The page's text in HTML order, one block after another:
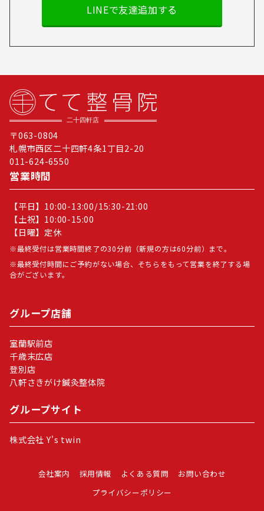
LINEで友達追加する
〒063-0804
札幌市西区二十四軒4条1丁目2-20
011-624-6550
営業時間
【平日】10:00-13:00/15:30-21:00
【土祝】10:00-15:00
【日曜】定休
最終受付は営業時間終了の30分前（新規の方は60分前）まで。
最終受付時間にご予約がない場合、そちらをもって営業を終了する場
合がございます。
グループ店舗
室蘭駅前店
千歳末広店
登別店
八軒さきがけ鍼灸整体院
グループサイト
株式会社 Y's twin
会社案内 採用情報 よくある質問
お問い合わせ
プライバシーポリシー